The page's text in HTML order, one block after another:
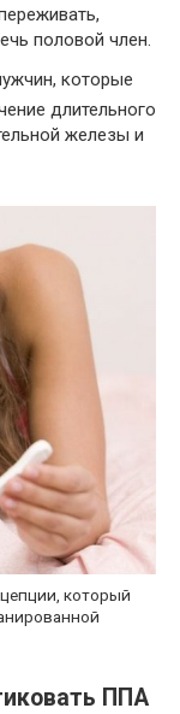
половой член.
которые
длительного
железы и
который
ППА